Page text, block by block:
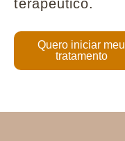
terapêutico.
Quero iniciar meu
tratamento